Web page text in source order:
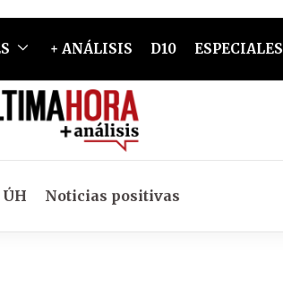
+ ANÁLISIS D10 ESPECIALES
Noticias positivas